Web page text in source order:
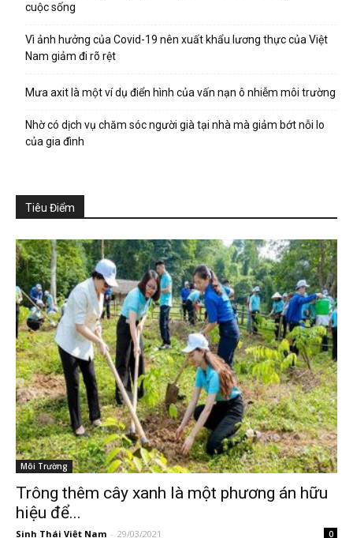
cuộc sống
Vì ảnh hưởng của Covid-19 nên xuất khẩu lương thực của Việt
Nam giảm đi rõ rệt
Mưa axit là một ví dụ điển hình của vấn nạn ô nhiễm môi trường
Nhờ có dịch vụ chăm sóc người già tại nhà mà giảm bớt nỗi lo
của gia đình
Tiêu Điểm
Môi Trường
Trông thêm cây xanh là một phương án hữu
hiệu để...
Sinh Thái Việt Nam - 29/03/2021 0